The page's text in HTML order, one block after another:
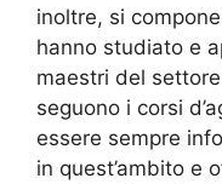
inoltre, si
hanno studiato e
maestri del
seguono i corsi
essere sempre
in quest’ambito e